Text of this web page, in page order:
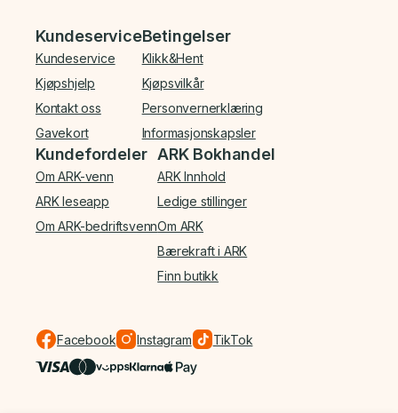
Bunnmeny
Kundeservice
Kundeservice
Kjøpshjelp
Kontakt oss
Gavekort
Betingelser
Klikk&Hent
Kjøpsvilkår
Personvernerklæring
Informasjonskapsler
Kundefordeler
Om ARK-venn
ARK leseapp
Om ARK-bedriftsvenn
ARK Bokhandel
ARK Innhold
Ledige stillinger
Om ARK
Bærekraft i ARK
Finn butikk
Facebook Instagram TikTok